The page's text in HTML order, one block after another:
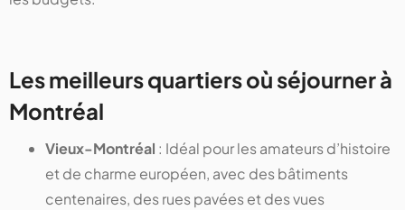
Les meilleurs quartiers où séjourner à
Montréal
Vieux-Montréal : Idéal pour les amateurs d’histoire
et de charme européen, avec des bâtiments
centenaires, des rues pavées et des vues